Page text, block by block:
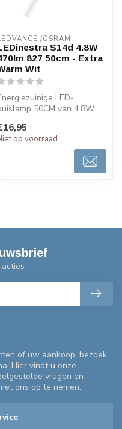
/OSRAM
S14d 4.8W
827 50cm - Extra
Wit
LED-
50CM van 4.8W
op voorraad
of uw aankoop, bezoek
Hier vindt u onze
vragen en
ons op te nemen.